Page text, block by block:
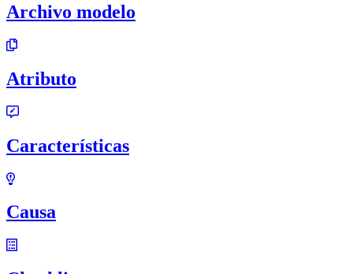
Archivo modelo
Atributo
Características
Causa